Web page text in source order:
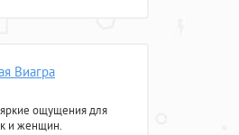
Виагра
ощущения для
и женщин.